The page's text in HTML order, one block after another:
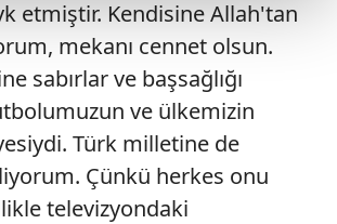
bu çerezlere izin vermedikleri
hedefli reklamlar
hizmet sunabilmek için İnternet
ve üçüncü kişilere ait çerezler
çerezler vasıtasıyla çeşitli kişisel
etmiştir. Kendisine Allah'tan
mekanı cennet olsun.
sabırlar ve başsağlığı
ve ülkemizin
Türk milletine de
Çünkü herkes onu
televizyondaki